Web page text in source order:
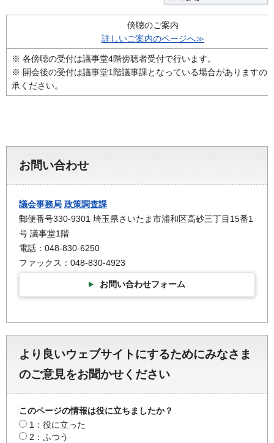
傍聴のご案内
詳しいご案内のページへ≫
※ 各傍聴の受付は議事堂4階傍聴者受付で行います。
※ 開会後の受付は議事堂1階議事課となっている場合がありますの
承ください。
お問い合わせ
議会事務局 政策調査課
郵便番号330-9301 埼玉県さいたま市浦和区高砂三丁目15番1
号 議事堂1階
電話：048-830-6250
ファックス：048-830-4923
お問い合わせフォーム
より良いウェブサイトにするためにみなさま
のご意見をお聞かせください
このページの情報は役に立ちましたか？
1：役に立った
2：ふつう